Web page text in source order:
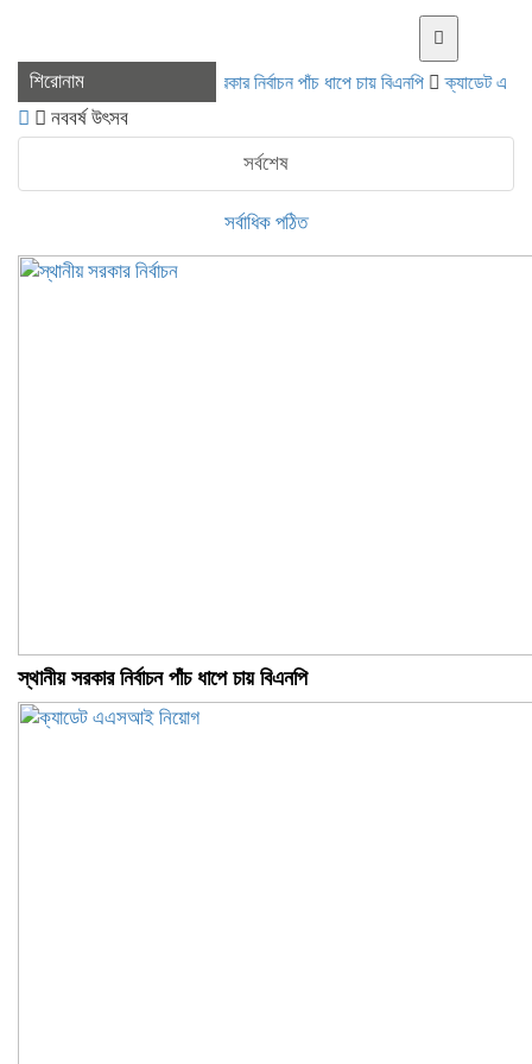
শিরোনাম স্থানীয় সরকার নির্বাচন পাঁচ ধাপে চায় বিএনপি ক্যাডেট এএসআই
নববর্ষ উৎসব
সর্বশেষ
সর্বাধিক পঠিত
স্থানীয় সরকার নির্বাচন পাঁচ ধাপে চায় বিএনপি